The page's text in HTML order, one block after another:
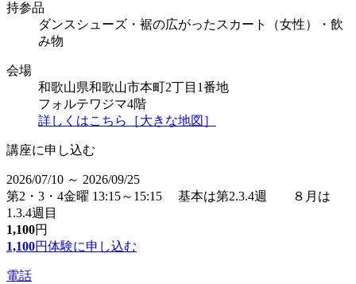
持参品
ダンスシューズ・裾の広がったスカート（女性）・飲
み物
会場
和歌山県和歌山市本町2丁目1番地
フォルテワジマ4階
詳しくはこちら［大きな地図］
講座に申し込む
2026/07/10 ～ 2026/09/25
第2・3・4金曜 13:15～15:15 基本は第2.3.4週 ８月は
1.3.4週目
1,100円
1,100円体験に申し込む
電話